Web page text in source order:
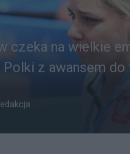
czeka na wielkie
z awansem do